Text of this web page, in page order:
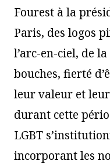
Fourest à la
Paris, des logos
l’arc-en-ciel, de
bouches, fierté
leur valeur et leur
durant cette
LGBT
incorporant les